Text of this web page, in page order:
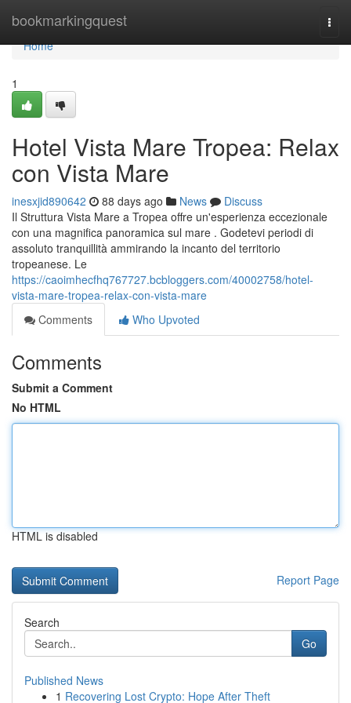
bookmarkingquest
Home
Home
1
Hotel Vista Mare Tropea: Relax
con Vista Mare
inesxjid890642 88 days ago News
Discuss
Il Struttura Vista Mare a Tropea offre un'esperienza eccezionale
con una magnifica panoramica sul mare . Godetevi periodi di
assoluto tranquillità ammirando la incanto del territorio
tropeanese. Le
https://caoimhecfhq767727.bcbloggers.com/40002758/hotel-
vista-mare-tropea-relax-con-vista-mare
Comments
Who Upvoted
Comments
Submit a Comment
No HTML
HTML is disabled
Report Page
Search
Go
Published News
1 Recovering Lost Crypto: Hope After Theft